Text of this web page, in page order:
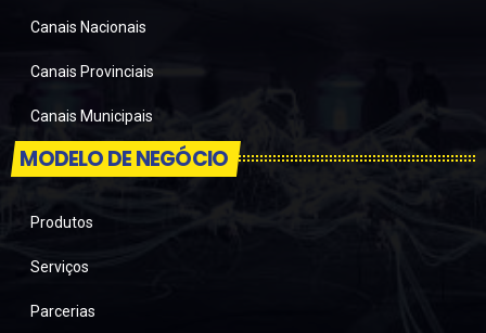
Canais Nacionais
Canais Provinciais
Canais Municipais
MODELO DE NEGÓCIO
Produtos
Serviços
Parcerias